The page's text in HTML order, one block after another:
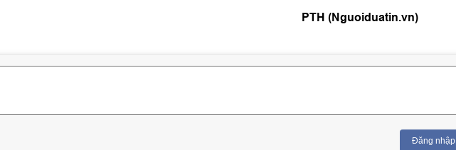
PTH (Nguoiduatin.vn)
Đăng nhập